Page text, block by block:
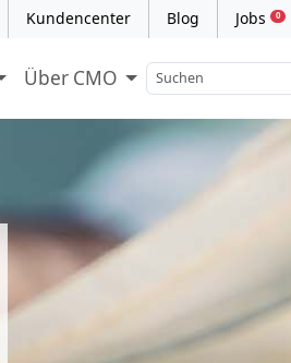
Kundencenter Blog Jobs 0
Über CMO